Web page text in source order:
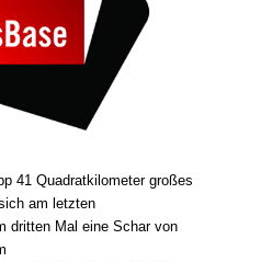
41 Quadratkilometer großes
am letzten
dritten Mal eine Schar von